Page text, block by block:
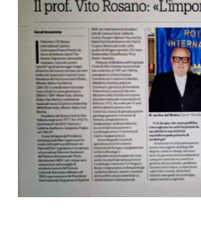
Rotary
Distretto
2102
Progetti
Notizie